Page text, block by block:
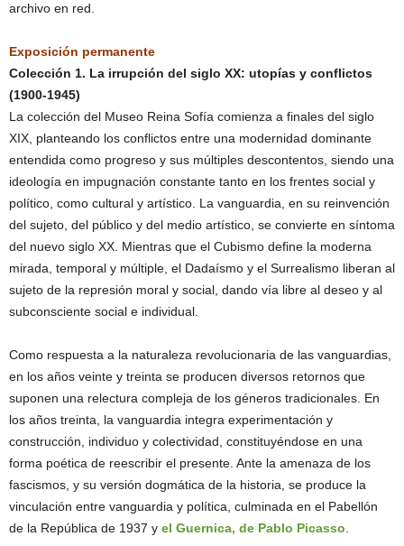
archivo en red.
Exposición permanente
Colección 1. La irrupción del siglo XX: utopías y conflictos
(1900-1945)
La colección del Museo Reina Sofía comienza a finales del siglo
XIX, planteando los conflictos entre una modernidad dominante
entendida como progreso y sus múltiples descontentos, siendo una
ideología en impugnación constante tanto en los frentes social y
político, como cultural y artístico. La vanguardia, en su reinvención
del sujeto, del público y del medio artístico, se convierte en síntoma
del nuevo siglo XX. Mientras que el Cubismo define la moderna
mirada, temporal y múltiple, el Dadaísmo y el Surrealismo liberan al
sujeto de la represión moral y social, dando vía libre al deseo y al
subconsciente social e individual.
Como respuesta a la naturaleza revolucionaria de las vanguardias,
en los años veinte y treinta se producen diversos retornos que
suponen una relectura compleja de los géneros tradicionales. En
los años treinta, la vanguardia integra experimentación y
construcción, individuo y colectividad, constituyéndose en una
forma poética de reescribir el presente. Ante la amenaza de los
fascismos, y su versión dogmática de la historia, se produce la
vinculación entre vanguardia y política, culminada en el Pabellón
de la República de 1937 y el Guernica, de Pablo Picasso